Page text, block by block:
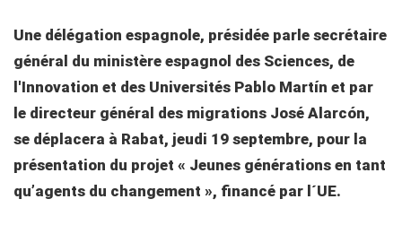
Une délégation espagnole, présidée parle secrétaire
général du ministère espagnol des Sciences, de
l'Innovation et des Universités Pablo Martín et par
le directeur général des migrations José Alarcón,
se déplacera à Rabat, jeudi 19 septembre, pour la
présentation du projet « Jeunes générations en tant
qu’agents du changement », financé par l´UE.